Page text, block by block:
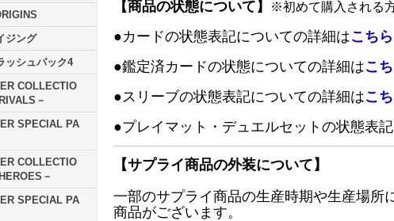
ジング
ッシュパック4
COLLECTIO
－
SPECIAL PA
COLLECTIO
－
SPECIAL PA
【商品の状態について】 ※初めて購入される
●カードの状態表記についての詳細はこちら
●鑑定済カードの状態についての詳細はこ
●スリーブの状態表記についての詳細はこ
●プレイマット・デュエルセットの状態表
【サプライ商品の外装について】
一部のサプライ商品の生産時期や生産場所
商品がございます。